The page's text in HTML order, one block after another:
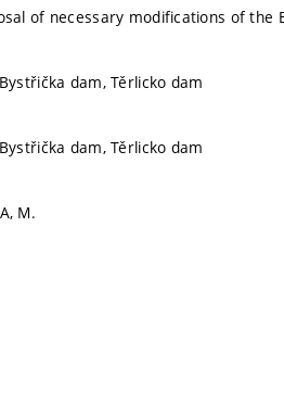
of necessary modifications of the
dam, Těrlicko dam
dam, Těrlicko dam
M.